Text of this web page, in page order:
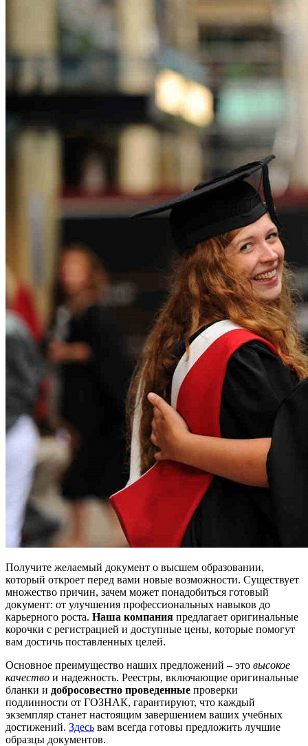
Получите желаемый документ о высшем образовании,
который откроет перед вами новые возможности. Существует
множество причин, зачем может понадобиться готовый
документ: от улучшения профессиональных навыков до
карьерного роста. Наша компания предлагает оригинальные
корочки с регистрацией и доступные цены, которые помогут
вам достичь поставленных целей.
Основное преимущество наших предложений – это высокое
качество и надежность. Реестры, включающие оригинальные
бланки и добросовестно проведенные проверки
подлинности от ГОЗНАК, гарантируют, что каждый
экземпляр станет настоящим завершением ваших учебных
достижений. Здесь вам всегда готовы предложить лучшие
образцы документов.